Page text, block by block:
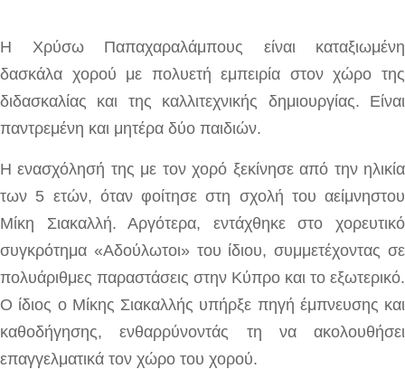
Η Χρύσω Παπαχαραλάμπους είναι καταξιωμένη
δασκάλα χορού με πολυετή εμπειρία στον χώρο της
διδασκαλίας και της καλλιτεχνικής δημιουργίας. Είναι
παντρεμένη και μητέρα δύο παιδιών.
Η ενασχόλησή της με τον χορό ξεκίνησε από την ηλικία
των 5 ετών, όταν φοίτησε στη σχολή του αείμνηστου
Μίκη Σιακαλλή. Αργότερα, εντάχθηκε στο χορευτικό
συγκρότημα «Αδούλωτοι» του ίδιου, συμμετέχοντας σε
πολυάριθμες παραστάσεις στην Κύπρο και το εξωτερικό.
Ο ίδιος ο Μίκης Σιακαλλής υπήρξε πηγή έμπνευσης και
καθοδήγησης, ενθαρρύνοντάς τη να ακολουθήσει
επαγγελματικά τον χώρο του χορού.